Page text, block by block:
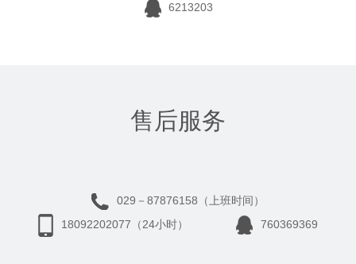
6213203
售后服务
029－87876158（上班时间）
18092202077（24小时）
760369369